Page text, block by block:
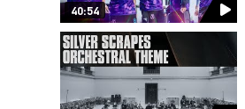
40:54